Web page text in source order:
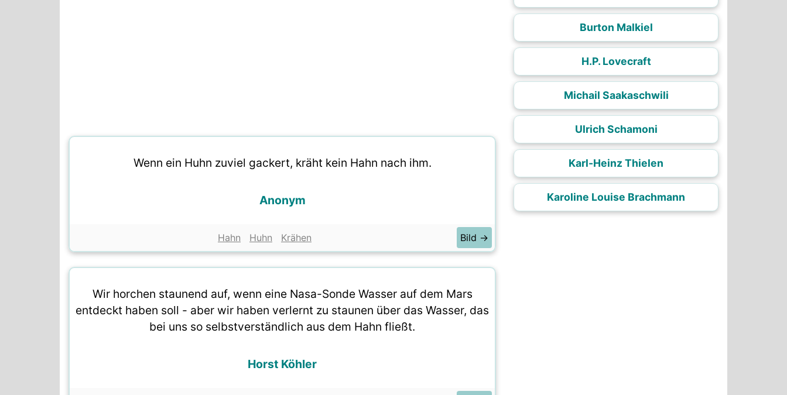
Wenn ein Huhn zuviel gackert, kräht kein Hahn nach ihm.
Anonym
Hahn Huhn Krähen Bild →
Wir horchen staunend auf, wenn eine Nasa-Sonde Wasser auf dem Mars
entdeckt haben soll - aber wir haben verlernt zu staunen über das Wasser, das
bei uns so selbstverständlich aus dem Hahn fließt.
Horst Köhler
Burton Malkiel
H.P. Lovecraft
Michail Saakaschwili
Ulrich Schamoni
Karl-Heinz Thielen
Karoline Louise Brachmann